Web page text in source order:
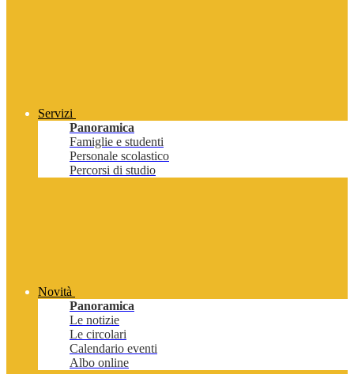
Servizi
Panoramica
Famiglie e studenti
Personale scolastico
Percorsi di studio
Novità
Panoramica
Le notizie
Le circolari
Calendario eventi
Albo online